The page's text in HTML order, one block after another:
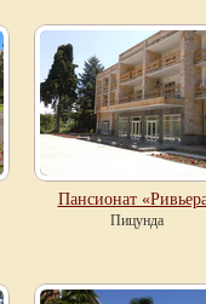
Пансионат
Пицунда